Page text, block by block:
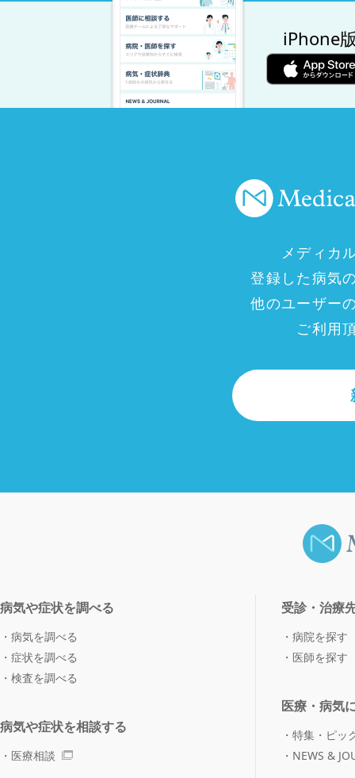
iPhone
メディカ
登録した病気
他のユーザー
ご利用
病気や症状を調べる
病気を調べる
症状を調べる
検査を調べる
病気や症状を相談する
医療相談
受診・治療
病院を探す
医師を探す
医療・病気
特集・ピッ
NEWS &